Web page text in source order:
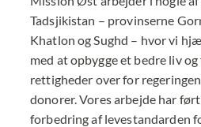
Tadsjikistan – provinserne
Khatlon og Sughd – hvor vi
med at opbygge et bedre liv
rettigheder over for
donorer. Vores arbejde har
forbedring af levestandarden